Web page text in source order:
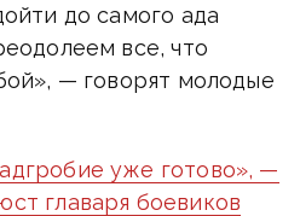
до самого ада
все, что
— говорят молодые
уже готово», —
главаря боевиков